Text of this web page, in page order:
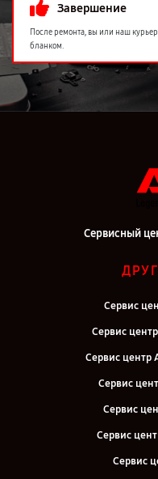
Завершение
После ремонта, вы или наш
бланком.
Сервисный
Сервис
Сервис
Сервис центр
Сервис
Сервис
Сервис
Сервис